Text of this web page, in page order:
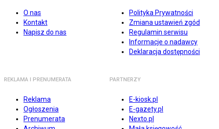
O nas
Kontakt
Napisz do nas
Polityka Prywatności
Zmiana ustawień zgód
Regulamin serwisu
Informacje o nadawcy
Deklaracja dostępności
REKLAMA I PRENUMERATA
Reklama
Ogłoszenia
Prenumerata
PARTNERZY
E-kiosk.pl
E-gazety.pl
Nexto.pl